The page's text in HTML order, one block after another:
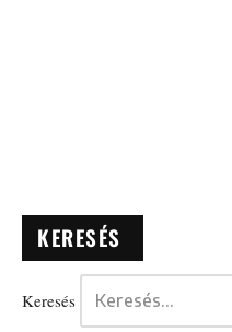
KERESÉS
Keresés